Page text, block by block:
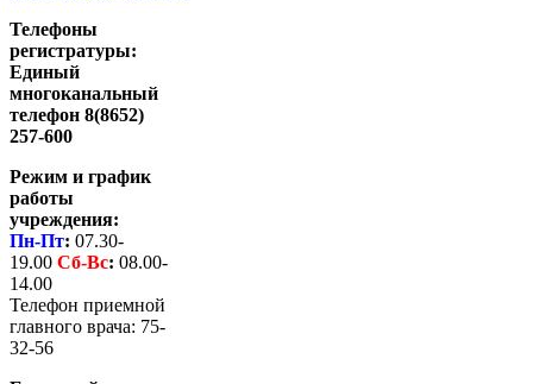
Телефоны
регистратуры:
Единый
многоканальный
телефон 8(8652)
257-600
Режим и график
работы
учреждения:
Пн-Пт: 07.30-
19.00 Сб-Вс: 08.00-
14.00
Телефон приемной
главного врача: 75-
32-56